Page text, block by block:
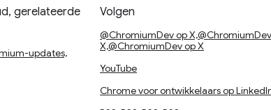
gerelateerde
updates,
Volgen
@ChromiumDev op
X,@ChromiumDev op X
YouTube
Chrome voor ontwikkelaars op